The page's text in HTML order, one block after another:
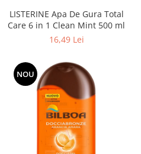
Lotiuni si creme de corp
Parfumuri
Produse pentru epilare
Produse pentru protectie solara
Servetele umede
Bureti de baie
Accesorii ingrijire corp
LISTERINE Apa De Gura Total
Care 6 in 1 Clean Mint 500 ml
16,49 Lei
NOU